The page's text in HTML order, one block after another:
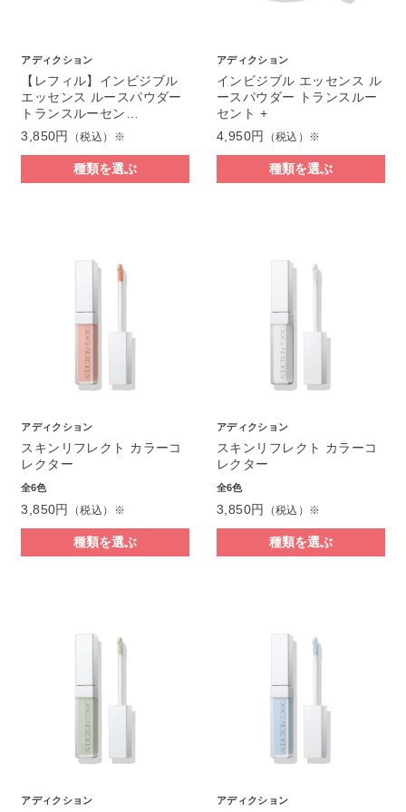
アディクション
【レフィル】インビジブル
エッセンス ルースパウダー
トランスルーセン…
3,850円
（税込）※
種類を選ぶ
アディクション
インビジブル エッセンス ル
ースパウダー トランスルー
セント +
4,950円
（税込）※
種類を選ぶ
アディクション
スキンリフレクト カラーコ
レクター
全6色
3,850円 （税込）※
種類を選ぶ
アディクション
スキンリフレクト カラーコ
レクター
全6色
3,850円 （税込）※
種類を選ぶ
アディクション アディクション